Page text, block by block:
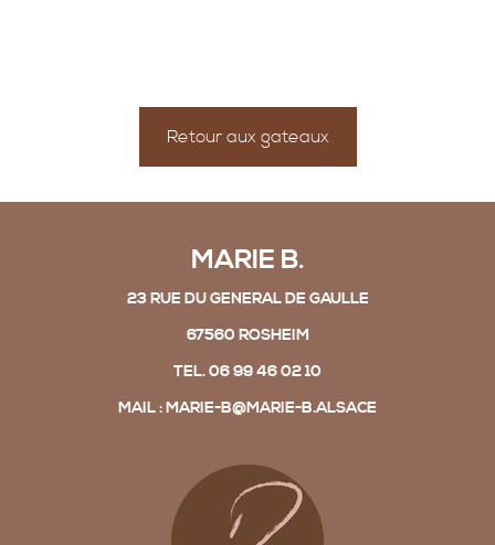
Retour aux gateaux
MARIE B.
23 RUE DU GENERAL DE GAULLE
67560 ROSHEIM
TEL. 06 99 46 02 10
MAIL : MARIE-B@MARIE-B.ALSACE